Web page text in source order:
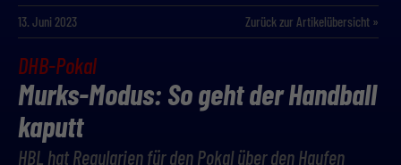
13. Juni 2023 Zurück zur Artikelübersicht »
DHB-Pokal
Murks-Modus: So geht der Handball
kaputt
HBL hat Regularien für den Pokal über den Haufen